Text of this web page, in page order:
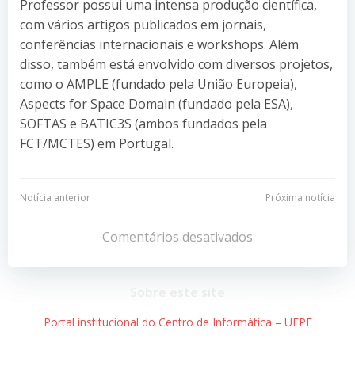
Professor possui uma intensa produção científica,
com vários artigos publicados em jornais,
conferências internacionais e workshops. Além
disso, também está envolvido com diversos projetos,
como o AMPLE (fundado pela União Europeia),
Aspects for Space Domain (fundado pela ESA),
SOFTAS e BATIC3S (ambos fundados pela
FCT/MCTES) em Portugal.
Navegação
Post
Notícia anterior
Navegação
de
Post
Próxima notícia
Comentários desativados
Portal institucional do Centro de Informática – UFPE